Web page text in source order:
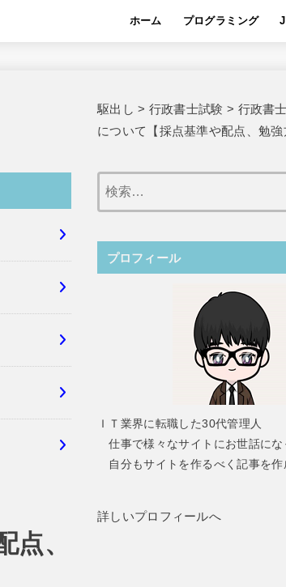
ホーム プログラミング
、
駆出し > 行政書士試験 > 行政書
について【採点基準や配点、勉強
プロフィール
ＩＴ業界に転職した30代管理人
仕事で様々なサイトにお世話にな
自分もサイトを作るべく記事を作
詳しいプロフィールへ